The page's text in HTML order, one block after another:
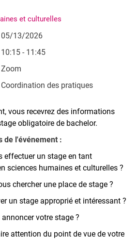
et culturelles
05/13/2026
10:15 - 11:45
Zoom
Coordination des pratiques
vous recevrez des informations
obligatoire de bachelor.
de l'événement :
effectuer un stage en tant
sciences humaines et culturelles ?
chercher une place de stage ?
un stage approprié et intéressant ?
votre stage ?
attention du point de vue de votre